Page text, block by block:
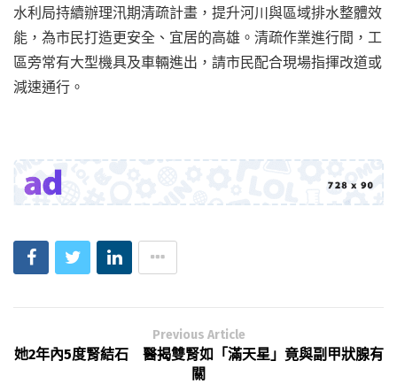
水利局持續辦理汛期清疏計畫，提升河川與區域排水整體效
能，為市民打造更安全、宜居的高雄。清疏作業進行間，工
區旁常有大型機具及車輛進出，請市民配合現場指揮改道或
減速通行。
Previous Article
她2年內5度腎結石 醫揭雙腎如「滿天星」竟與副甲狀腺有
關